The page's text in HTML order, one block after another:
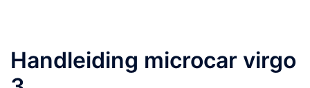
Handleiding microcar virgo